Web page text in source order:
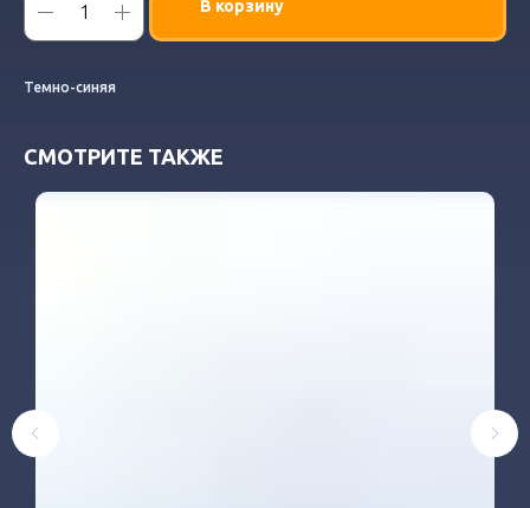
В корзину
Темно-синяя
СМОТРИТЕ ТАКЖЕ